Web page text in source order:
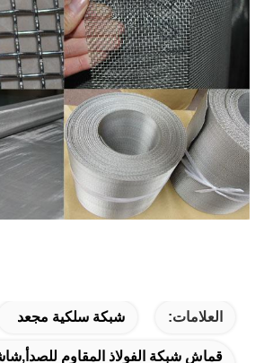
العلامات: شبكة سلكية مجعد
قماش شبكة الفولاذ المقاوم